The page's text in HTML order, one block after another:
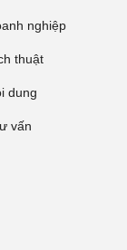
nghiệp
thuật
dung
vấn